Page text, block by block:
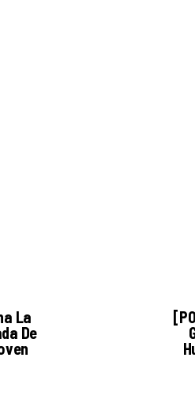
La
De